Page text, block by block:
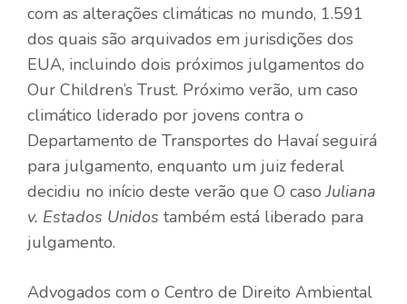
com as alterações climáticas no mundo, 1.591
dos quais são arquivados em jurisdições dos
EUA, incluindo dois próximos julgamentos do
Our Children’s Trust. Próximo verão, um caso
climático liderado por jovens contra o
Departamento de Transportes do Havaíseguirá
para julgamento, enquanto um juiz federal
decidiu no início deste verão que O casoJuliana
v. Estados Unidos também está liberado para
julgamento.
Advogados com o Centro de Direito Ambiental